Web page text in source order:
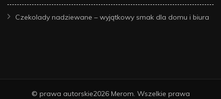
Czekolady nadziewane – wyjątkowy smak dla domu i biura
© prawa autorskie2026 Merom. Wszelkie prawa